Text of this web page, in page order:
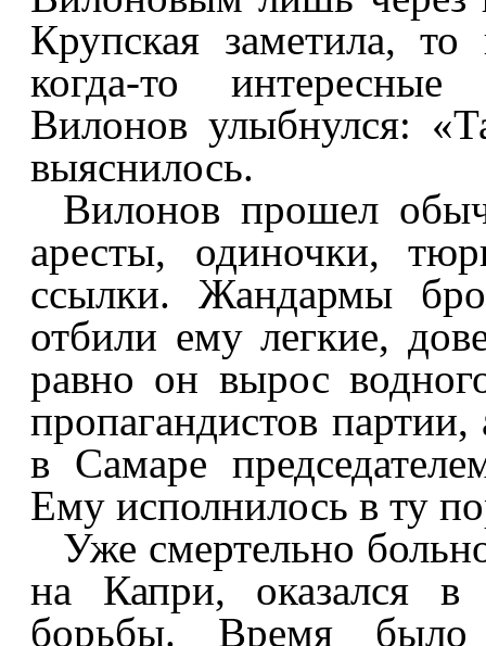
Крупская заметила,
когда-то
Вилонов улыбнулся:
выяснилось.
Вилонов прошел
аресты, одиночки,
ссылки. Жандармы
отбили ему легкие,
равно он вырос
пропагандистов
в Самаре
Ему исполнилось в ту
Уже смертельно
на Капри, оказался в
борьбы. Время было